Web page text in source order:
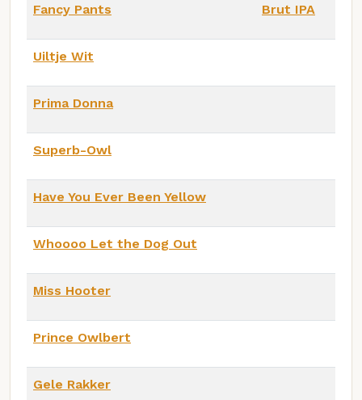
Fancy Pants Brut IPA
Uiltje Wit
Prima Donna
Superb-Owl
Have You Ever Been Yellow
Whoooo Let the Dog Out
Miss Hooter
Prince Owlbert
Gele Rakker